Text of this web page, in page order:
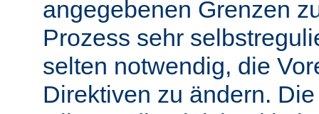
angegebenen Grenzen
Prozess sehr
selten notwendig, die
Direktiven zu ändern.